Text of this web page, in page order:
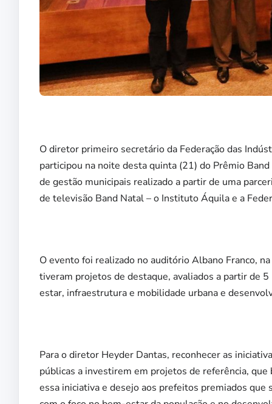
O diretor primeiro secretário da Federação das
participou na noite desta quinta (21) do Prêmio
de gestão municipais realizado a partir de uma
de televisão Band Natal – o Instituto Áquila e a
O evento foi realizado no auditório Albano Franco,
tiveram projetos de destaque, avaliados a partir de
estar, infraestrutura e mobilidade urbana e
Para o diretor Heyder Dantas, reconhecer as
públicas a investirem em projetos de referência,
essa iniciativa e desejo aos prefeitos premiados